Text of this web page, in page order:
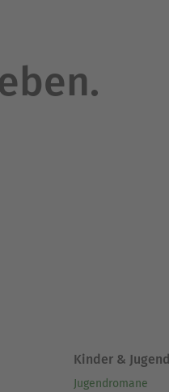
Kinder & Jugend
Jugendromane